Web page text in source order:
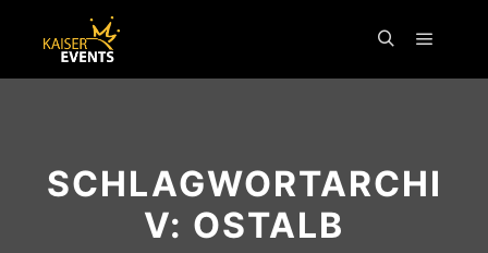
SCHLAGWORTARCHI
V: OSTALB